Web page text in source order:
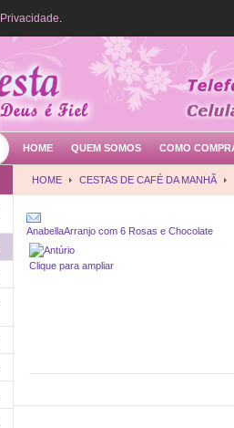
HOME QUEM SOMOS COMO
HOME CESTAS DE CAFÉ DA MANHÃ
AnabellaArranjo com 6 Rosas e Chocolate
Clique para ampliar
.